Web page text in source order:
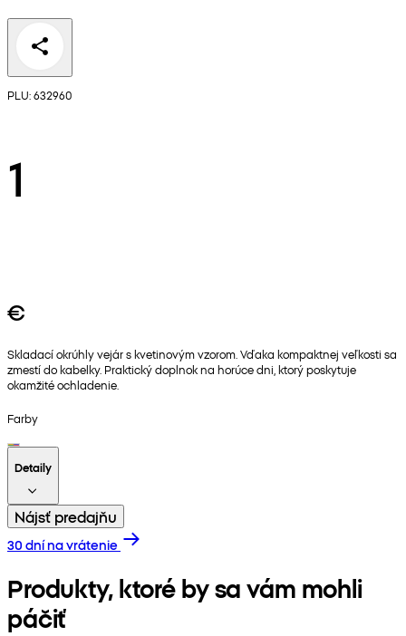
PLU: 632960
1
€
Skladací okrúhly vejár s kvetinovým vzorom. Vďaka kompaktnej veľkosti sa
zmestí do kabelky. Praktický doplnok na horúce dni, ktorý poskytuje
okamžité ochladenie.
Farby
Detaily
Nájsť predajňu
30 dní na vrátenie
Produkty, ktoré by sa vám mohli
páčiť